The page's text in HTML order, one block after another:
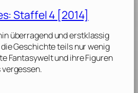
Staffel 4 [2014]
überragend und erstklassig
Geschichte teils nur wenig
Fantasywelt und ihre Figuren